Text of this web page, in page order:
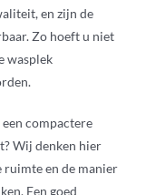
en zijn de
Zo hoeft u niet
wasplek
compactere
Wij denken hier
ruimte en de manier
Een goed